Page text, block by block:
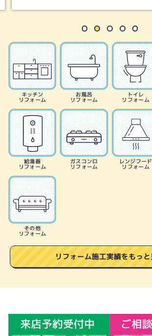
キッチン
リフォーム
お風呂
リフォーム
トイレ
リフォーム
給湯器
リフォーム
ガスコンロ
リフォーム
レンジフード
リフォーム
その他
リフォーム
リフォーム施工実績をもっ